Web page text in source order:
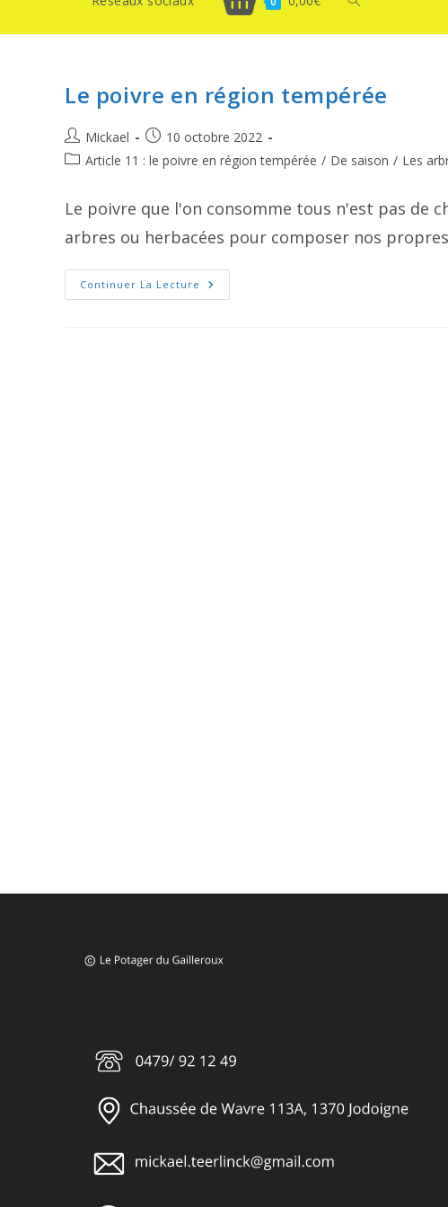
Le poivre en région tempérée
Auteur/autrice
de
Mickael
Publication
publiée :
10 octobre 2022
PostArticle 11 : le poivre en région tempérée / De saison / Les
Le poivre que l'on consomme tous n'est pas de
arbres ou herbacées pour composer nos
Continuer La Lecture Le
Poivre